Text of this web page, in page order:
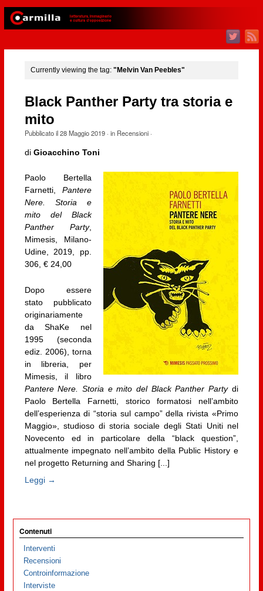
Currently viewing the tag: "Melvin Van Peebles"
Black Panther Party tra storia e
mito
Pubblicato il28 Maggio 2019· in Recensioni·
di Gioacchino Toni
Paolo Bertella
Farnetti,Pantere
Nere. Storia e
mito del Black
Panther Party,
Mimesis, Milano-
Udine, 2019, pp.
306, € 24,00
Dopo essere
stato pubblicato
originariamente
da ShaKe nel
1995 (seconda
ediz. 2006), torna
in libreria, per
Mimesis, il libro
Pantere Nere. Storia e mito del Black Panther Partydi
Paolo Bertella Farnetti, storico formatosi nell’ambito
dell’esperienza di “storia sul campo” della rivista «Primo
Maggio», studioso di storia sociale degli Stati Uniti nel
Novecento ed in particolare della “black question”,
attualmente impegnato nell’ambito della Public History e
nel progetto Returning and Sharing [...]
Leggi →
Contenuti
Interventi
Recensioni
Controinformazione
Interviste